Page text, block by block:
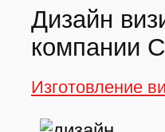
Дизайн
компании
Изготовление